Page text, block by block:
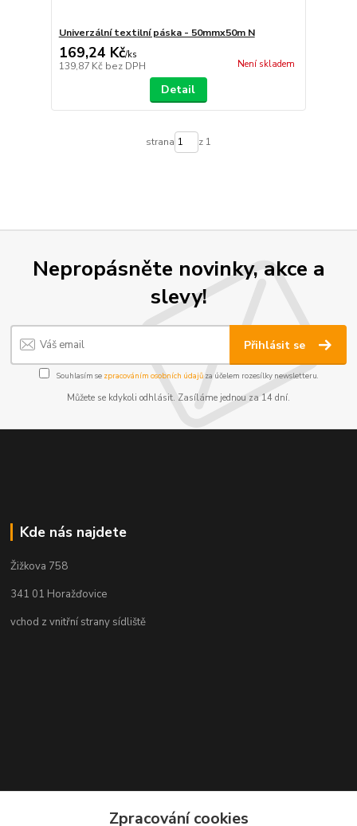
Univerzální textilní páska - 50mmx50m N
169,24 Kč/ks
139,87 Kč bez DPH Není skladem
Detail
strana z 1
Nepropásněte novinky, akce a
slevy!
Přihlásit se
Souhlasím se zpracováním osobních údajůza účelem rozesílky newsletteru.
Můžete se kdykoli odhlásit. Zasíláme jednou za 14 dní.
Kde nás najdete
Žižkova 758
341 01 Horažďovice
vchod z vnitřní strany sídliště
Zpracování cookies